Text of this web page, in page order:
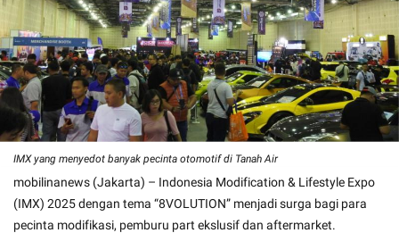
IMX yang menyedot banyak pecinta otomotif di Tanah Air
mobilinanews (Jakarta) – Indonesia Modification & Lifestyle Expo
(IMX) 2025 dengan tema “8VOLUTION” menjadi surga bagi para
pecinta modifikasi, pemburu part ekslusif dan aftermarket.